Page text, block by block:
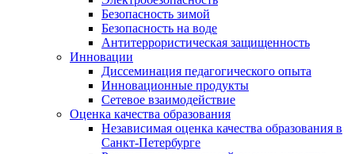
Безопасность зимой
Безопасность на воде
Антитеррористическая защищенность
Инновации
Диссеминация педагогического опыта
Инновационные продукты
Сетевое взаимодействие
Оценка качества образования
Независимая оценка качества образования в
Санкт-Петербурге